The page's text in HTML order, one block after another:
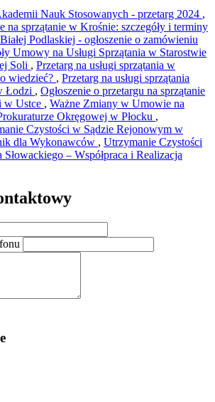
Nauk Stosowanych - przetarg 2024 ,
na sprzątanie w Krośnie: szczegóły i terminy
Podlaskiej - ogłoszenie o zamówieniu
Umowy na Usługi Sprzątania w Starostwie
Soli , Przetarg na usługi sprzątania w
wiedzieć? , Przetarg na usługi sprzątania
Łodzi , Ogłoszenie o przetargu na sprzątanie
w Ustce , Ważne Zmiany w Umowie na
Okręgowej w Płocku ,
Czystości w Sądzie Rejonowym w
dla Wykonawców , Utrzymanie Czystości
– Współpraca i Realizacja
z o.o. - ul. Blokowa 8, Warszawa